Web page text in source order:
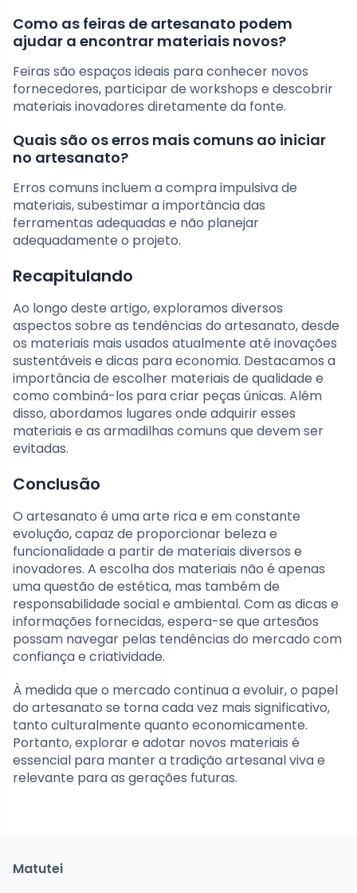
Como as feiras de artesanato podem
ajudar a encontrar materiais novos?
Feiras são espaços ideais para conhecer novos
fornecedores, participar de workshops e descobrir
materiais inovadores diretamente da fonte.
Quais são os erros mais comuns ao iniciar
no artesanato?
Erros comuns incluem a compra impulsiva de
materiais, subestimar a importância das
ferramentas adequadas e não planejar
adequadamente o projeto.
Recapitulando
Ao longo deste artigo, exploramos diversos
aspectos sobre as tendências do artesanato, desde
os materiais mais usados atualmente até inovações
sustentáveis e dicas para economia. Destacamos a
importância de escolher materiais de qualidade e
como combiná-los para criar peças únicas. Além
disso, abordamos lugares onde adquirir esses
materiais e as armadilhas comuns que devem ser
evitadas.
Conclusão
O artesanato é uma arte rica e em constante
evolução, capaz de proporcionar beleza e
funcionalidade a partir de materiais diversos e
inovadores. A escolha dos materiais não é apenas
uma questão de estética, mas também de
responsabilidade social e ambiental. Com as dicas e
informações fornecidas, espera-se que artesãos
possam navegar pelas tendências do mercado com
confiança e criatividade.
À medida que o mercado continua a evoluir, o papel
do artesanato se torna cada vez mais significativo,
tanto culturalmente quanto economicamente.
Portanto, explorar e adotar novos materiais é
essencial para manter a tradição artesanal viva e
relevante para as gerações futuras.
Matutei